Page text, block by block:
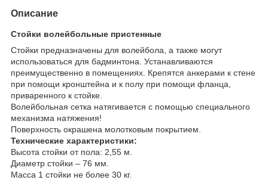
Описание
Стойки волейбольные пристенные
Стойки предназначены для волейбола, а также могут
использоваться для бадминтона. Устанавливаются
преимущественно в помещениях. Крепятся анкерами к стене
при помощи кронштейна и к полу при помощи фланца,
приваренного к стойке.
Волейбольная сетка натягивается с помощью специального
механизма натяжения!
Поверхность окрашена молотковым покрытием.
Технические характеристики:
Высота стойки от пола: 2,55 м.
Диаметр стойки – 76 мм.
Масса 1 стойки не более 30 кг.